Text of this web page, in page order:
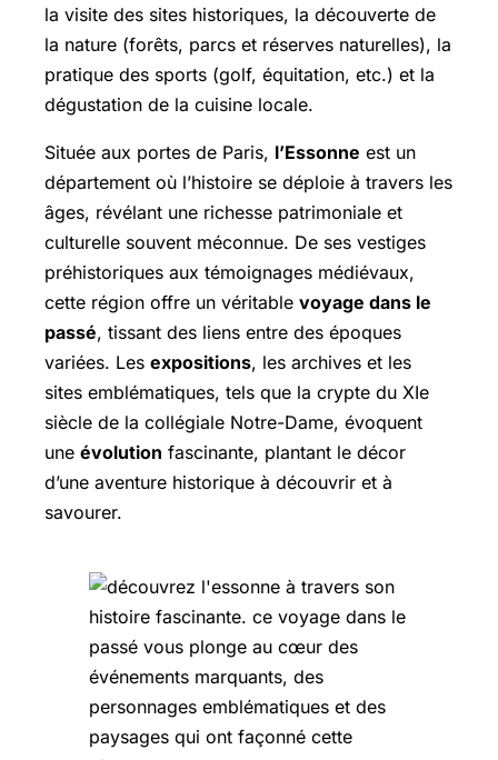
la visite des sites historiques, la découverte de
la nature (forêts, parcs et réserves naturelles), la
pratique des sports (golf, équitation, etc.) et la
dégustation de la cuisine locale.
Située aux portes de Paris, l’Essonne est un
département où l’histoire se déploie à travers les
âges, révélant une richesse patrimoniale et
culturelle souvent méconnue. De ses vestiges
préhistoriques aux témoignages médiévaux,
cette région offre un véritable voyage dans le
passé, tissant des liens entre des époques
variées. Les expositions, les archives et les
sites emblématiques, tels que la crypte du XIe
siècle de la collégiale Notre-Dame, évoquent
une évolution fascinante, plantant le décor
d’une aventure historique à découvrir et à
savourer.